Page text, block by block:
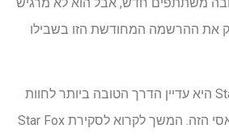
את ההרשמה המחודשת הזו בשבילו
Star Fox for the Switch 2 היא עדיין הדרך הטובה ביותר לחוות
את מטוס הכוכבים הקלאסי הזה. המשך לקרוא לסקירת Star Fox